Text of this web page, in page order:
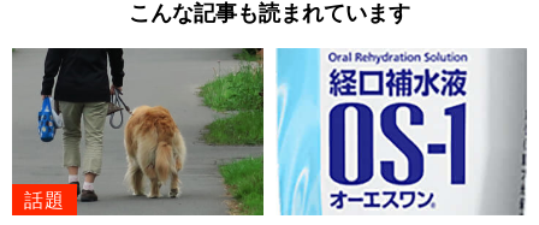
こんな記事も読まれています
話題